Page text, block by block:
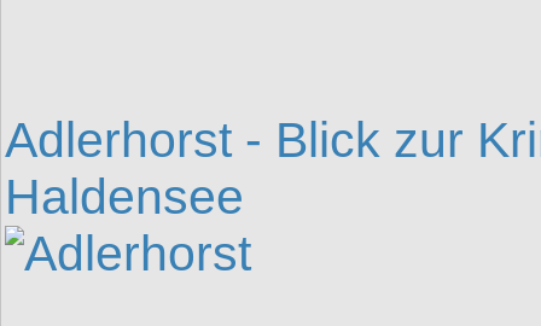
Adlerhorst - Blick zur
Haldensee